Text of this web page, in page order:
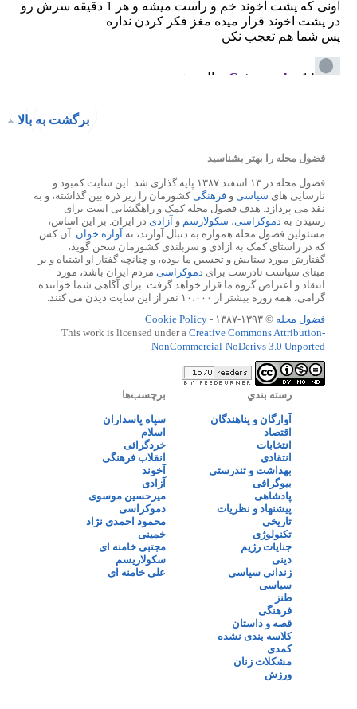
برگشت به بالا
فضول محله را بهتر بشناسید
فضول محله در ۱۳ اسفند ۱۳۸۷ پایه گذاری شد. این سایت کمبود و
نارسایی های سیاسی و فرهنگی کشورمان را زیر ذره بین گذاشته، و به
نقد می پردازد. هدف فضول محله کمک و راهگشایی است برای
رسیدن به دموکراسی، سکولارسم و آزادی در ایران. بر این اساس،
مسئولین فضول محله همواره به دنبال آوازند، نه آوازه خوان . آن کس
که در راستای کمک به آزادی و سربلندی کشورمان سخن گوید،
گفتارش مورد ستایش و تحسین ما بوده، و چنانچه گفتار او اشتباه و بر
مبنای سیاست نادرست برای دموکراسی مردم ایران باشد، مورد
انتقاد و اعتراض گروه ما قرار خواهد گرفت. برای آگاهی شما خواننده
گرامی، همه روزه بیشتر از ۱۰،۰۰۰ نفر از این سایت دیدن می کنند.
فضول محله © ۱۳۹۳-۱۳۸۷ -
Cookie Policy
This work is licensed under a Creative Commons Attribution-
NonCommercial-NoDerivs 3.0 Unported
رسته بندي
آوارگان و پناهندگان
اقتصاد
انتخابات
انتقادی
بهداشت و تندرستی
بیوگرافی
پادشاهی
پیشنهاد و نظریات
تاریخی
تکنولوژی
جنایات رژیم
دینی
زندانی سیاسی
سیاسی
طنز
فرهنگی
قصه و داستان
کلاسه بندی نشده
کمدی
مشکلات زنان
ورزش
برچسب‌ها
سپاه پاسداران
اسلام
خردگرائی
انقلاب فرهنگی
آخوند
آزادی
میرحسین موسوی
دموکراسی
محمود احمدی نژاد
خمینی
مجتبی خامنه ای
سکولاریسم
علی خامنه ای